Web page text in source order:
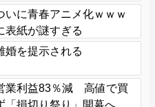
いに青春アニメ化ｗｗｗ
表紙が謎すぎる
婚を提示される
業利益83％減 高値で買
「損切り祭り」開幕へ